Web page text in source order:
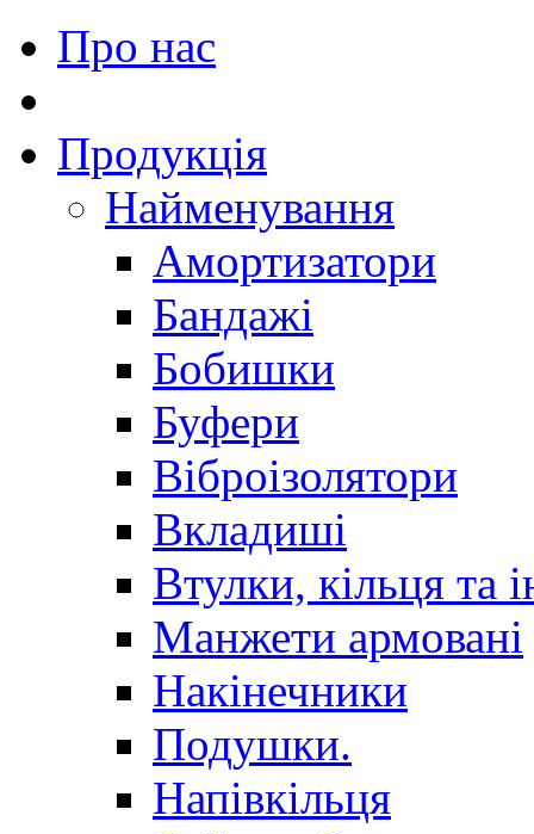
Про нас
Продукція
Найменування
Амортизатори
Бандажі
Бобишки
Буфери
Віброізолятори
Вкладиші
Втулки, кільця та
Манжети армовані
Накінечники
Подушки.
Напівкільця